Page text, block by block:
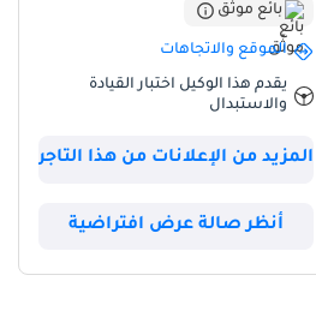
بائع موثّق
الموقع والاتجاهات
يقدم هذا الوكيل اختبار القيادة
والاستبدال
المزيد من الإعلانات من هذا التاجر
أنظر صالة عرض افتراضية